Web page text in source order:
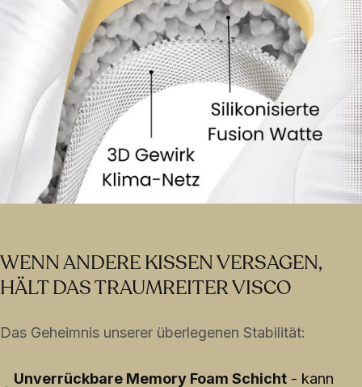
WENN ANDERE KISSEN VERSAGEN,
HÄLT DAS TRAUMREITER VISCO
Das Geheimnis unserer überlegenen Stabilität:
Unverrückbare Memory Foam Schicht - kann